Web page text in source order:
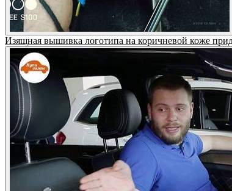
Изящная вышивка логотипа на коричневой коже